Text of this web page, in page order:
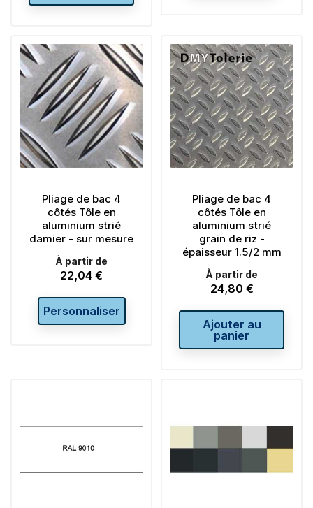
Pliage de bac 4
côtés Tôle en
aluminium strié
damier - sur mesure
À partir de
Prix
22,04 €
Personnaliser
Pliage de bac 4
côtés Tôle en
aluminium strié
grain de riz -
épaisseur 1.5/2 mm
À partir de
Prix
24,80 €
Ajouter au
panier